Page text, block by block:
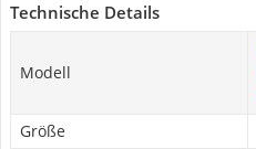
Technische Details
Modell
Größe